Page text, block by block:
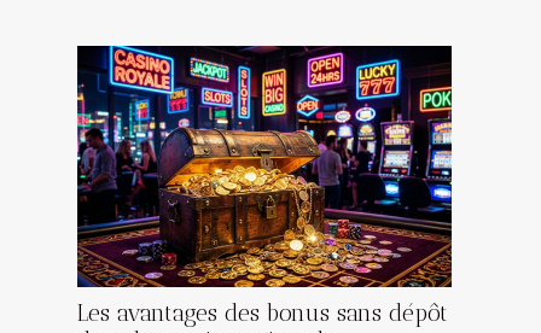
Les avantages des bonus sans dépôt